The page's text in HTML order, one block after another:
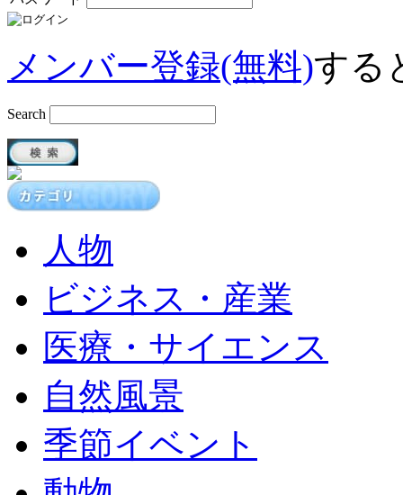
メンバー登録(無料)する
Search
人物
ビジネス・産業
医療・サイエンス
自然風景
季節イベント